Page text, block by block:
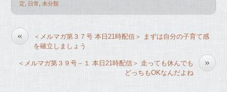
e
b
o
o
er
定
日常 ,未分類
«
＜メルマガ第３７号 本日21時配信＞ まずは自分の子育て感
を確立しましょう
»
＜メルマガ第３９号－１ 本日21時配信＞ 走っても休んでも
どっちもOKなんだよね